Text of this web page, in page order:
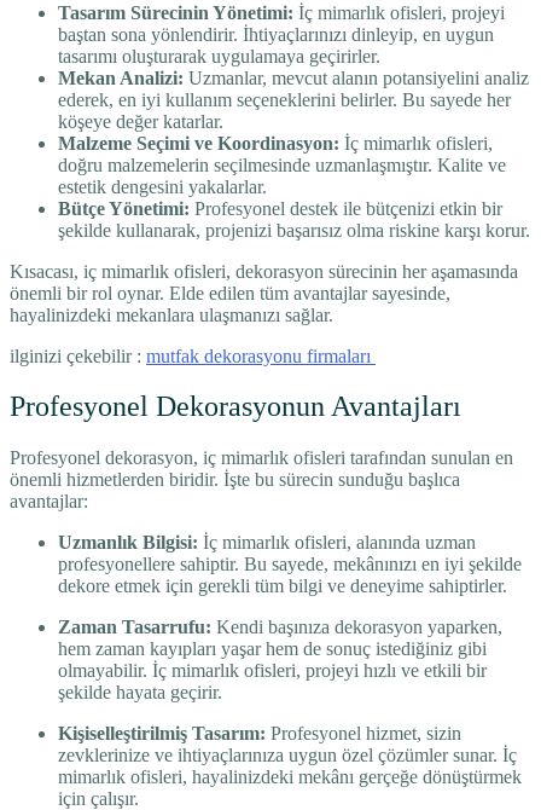
Tasarım Sürecinin Yönetimi: İç mimarlık ofisleri, projeyi
baştan sona yönlendirir. İhtiyaçlarınızı dinleyip, en uygun
tasarımı oluşturarak uygulamaya geçirirler.
Mekan Analizi: Uzmanlar, mevcut alanın potansiyelini analiz
ederek, en iyi kullanım seçeneklerini belirler. Bu sayede her
köşeye değer katarlar.
Malzeme Seçimi ve Koordinasyon: İç mimarlık ofisleri,
doğru malzemelerin seçilmesinde uzmanlaşmıştır. Kalite ve
estetik dengesini yakalarlar.
Bütçe Yönetimi: Profesyonel destek ile bütçenizi etkin bir
şekilde kullanarak, projenizi başarısız olma riskine karşı korur.
Kısacası, iç mimarlık ofisleri, dekorasyon sürecinin her aşamasında
önemli bir rol oynar. Elde edilen tüm avantajlar sayesinde,
hayalinizdeki mekanlara ulaşmanızı sağlar.
ilginizi çekebilir : mutfak dekorasyonu firmaları
Profesyonel Dekorasyonun Avantajları
Profesyonel dekorasyon, iç mimarlık ofisleri tarafından sunulan en
önemli hizmetlerden biridir. İşte bu sürecin sunduğu başlıca
avantajlar:
Uzmanlık Bilgisi: İç mimarlık ofisleri, alanında uzman
profesyonellere sahiptir. Bu sayede, mekânınızı en iyi şekilde
dekore etmek için gerekli tüm bilgi ve deneyime sahiptirler.
Zaman Tasarrufu: Kendi başınıza dekorasyon yaparken,
hem zaman kayıpları yaşar hem de sonuç istediğiniz gibi
olmayabilir. İç mimarlık ofisleri, projeyi hızlı ve etkili bir
şekilde hayata geçirir.
Kişiselleştirilmiş Tasarım: Profesyonel hizmet, sizin
zevklerinize ve ihtiyaçlarınıza uygun özel çözümler sunar. İç
mimarlık ofisleri, hayalinizdeki mekânı gerçeğe dönüştürmek
için çalışır.